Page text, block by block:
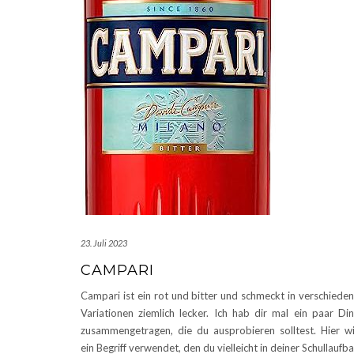
23. Juli 2023
CAMPARI
Campari ist ein rot und bitter und schmeckt in
Variationen ziemlich lecker. Ich hab dir mal ein paar
zusammengetragen, die du ausprobieren solltest. Hier
ein Begriff verwendet, den du vielleicht in deiner